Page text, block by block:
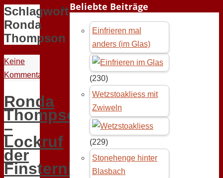
Schlagwort:
Ronda
Thompson
Keine
Kommentare
Ronda
Thompson
–
Lockruf
der
Finsternis
Beliebte Beiträge
Einfrieren mal
anders (im Glas)
(230)
Wetzstoakliess mit
Zwiweln
(229)
Stonehenge hinter
Blasbach